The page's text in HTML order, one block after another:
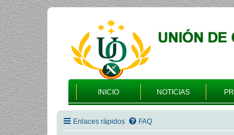
INICIO NOTICIAS
Enlaces rápidos FAQ